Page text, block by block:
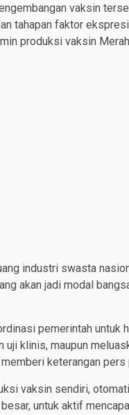
vaksin
tahapan faktor
produksi vaksin
industri swasta
akan jadi modal
pemerintah
klinis, maupun
keterangan pers
vaksin sendiri,
untuk aktif